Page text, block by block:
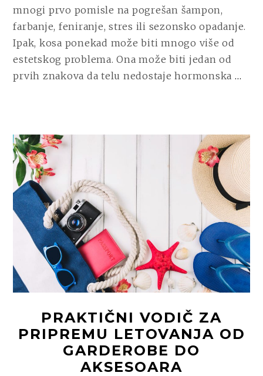
RADU
ŠTITNE
ŽLEZDE?
mnogi prvo pomisle na pogrešan šampon,
farbanje, feniranje, stres ili sezonsko opadanje.
Ipak, kosa ponekad može biti mnogo više od
estetskog problema. Ona može biti jedan od
prvih znakova da telu nedostaje hormonska …
DA
O
PRAKTIČNI VODIČ ZA
PRIPREMU LETOVANJA OD
GARDEROBE DO
AKSESOARA